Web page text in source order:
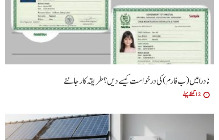
نادرا میں (ب فارم ) کی درخواست کیسے دیں ؟طریقہ کار جانئے
12 گھنٹے پہلے